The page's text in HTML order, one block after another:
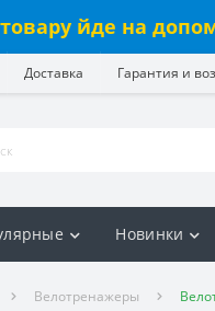
йде на
Доставка Гарантия и
Новинки
Велотренажеры